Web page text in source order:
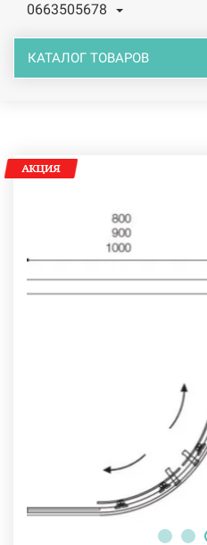
0663505678
КАТАЛОГ ТОВАРОВ